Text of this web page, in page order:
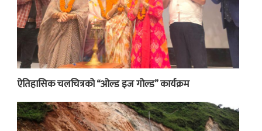
ऐतिहासिक चलचित्रको “ओल्ड इज गोल्ड” कार्यक्रम